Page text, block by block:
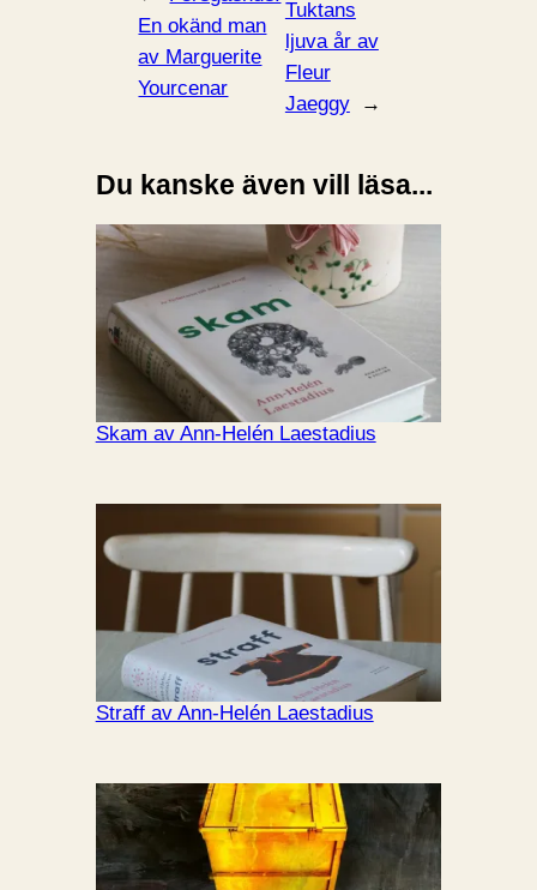
En okänd man
av Marguerite
Yourcenar
Tuktans
ljuva år av
Fleur
Jaeggy
→
Du kanske även vill läsa...
Skam av Ann-Helén Laestadius
Straff av Ann-Helén Laestadius